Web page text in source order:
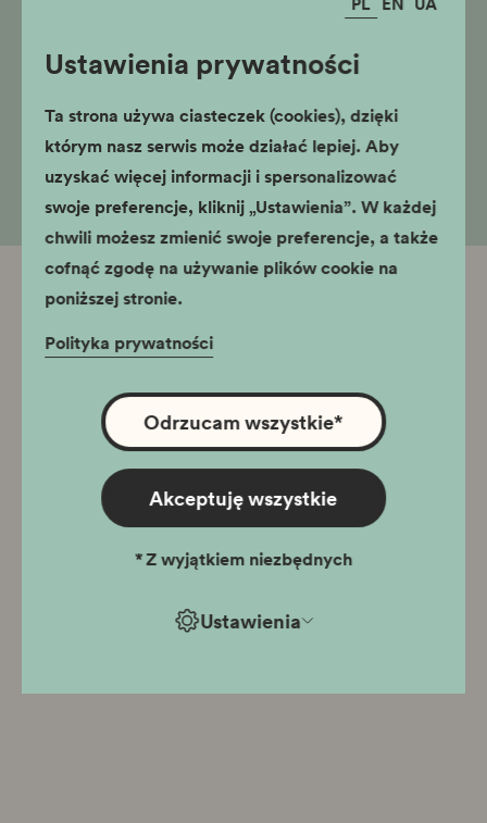
Ustawienia prywatności
Ta strona używa ciasteczek (cookies), dzięki
którym nasz serwis może działać lepiej. Aby
uzyskać więcej informacji i spersonalizować
swoje preferencje, kliknij „Ustawienia”. W każdej
chwili możesz zmienić swoje preferencje, a także
cofnąć zgodę na używanie plików cookie na
poniższej stronie.
Polityka prywatności
Ustawienia
Odrzucam wszystkie*
Akceptuję wszystkie
*Z wyjątkiem niezbędnych